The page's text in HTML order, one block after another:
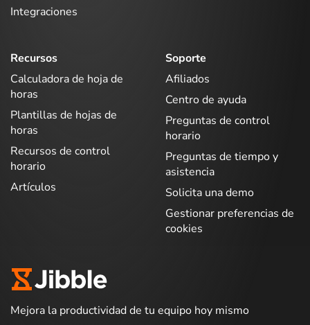
Integraciones
Recursos
Calculadora de hoja de
horas
Plantillas de hojas de
horas
Recursos de control
horario
Artículos
Soporte
Afiliados
Centro de ayuda
Preguntas de control
horario
Preguntas de tiempo y
asistencia
Solicita una demo
Gestionar preferencias de
cookies
Mejora la productividad de tu equipo hoy mismo